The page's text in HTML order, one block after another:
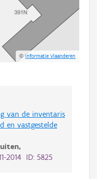
©Informatie Vlaanderen
van de inventaris
en vastgestelde
2014 ID: 5825